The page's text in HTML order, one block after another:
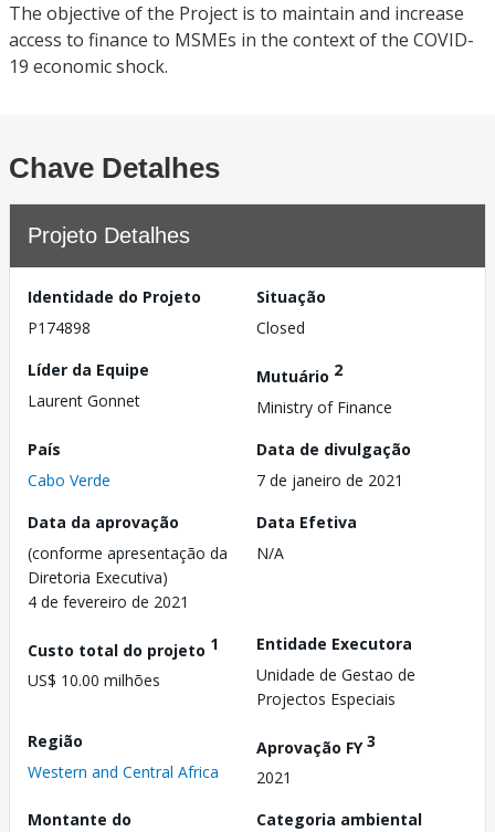
The objective of the Project is to maintain and increase
access to finance to MSMEs in the context of the COVID-
19 economic shock.
Chave Detalhes
Projeto Detalhes
Identidade do Projeto
P174898
Situação
Closed
Líder da Equipe
Laurent Gonnet
Mutuário 2
Ministry of Finance
País
Cabo Verde
Data de divulgação
7 de janeiro de 2021
Data da aprovação
(conforme apresentação da
Diretoria Executiva)
4 de fevereiro de 2021
Data Efetiva
N/A
Custo total do projeto 1
US$ 10.00 milhões
Entidade Executora
Unidade de Gestao de
Projectos Especiais
Região
Western and Central Africa
Aprovação FY3
2021
Montante do
Categoria ambiental